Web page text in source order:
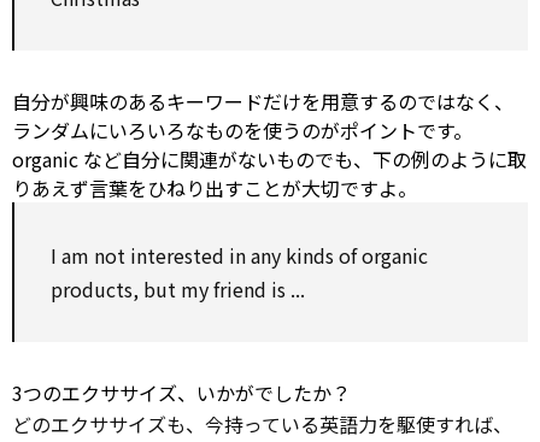
自分が興味のあるキーワードだけを用意するのではなく、
ランダムにいろいろなものを使うのがポイントです。
organic など自分に関連がないものでも、下の例のように取
りあえず言葉をひねり出すことが大切ですよ。
I am not interested inany kinds oforganic
products, but my friend is ...
3つのエクササイズ、いかがでしたか？
どのエクササイズも、今持っている英語力を駆使すれば、